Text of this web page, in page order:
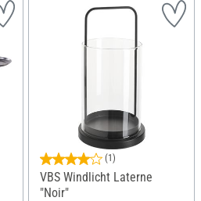
(1)
VBS Windlicht Laterne
"Noir"